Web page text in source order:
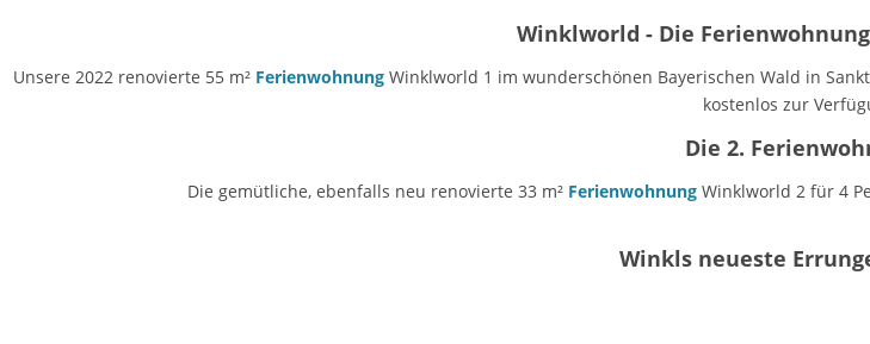
Winklworld - Die
Unsere 2022 renovierte 55 m² Ferienwohnung Winklworld 1 im wunderschönen Bayerischen Wald in
kostenlos zur
Die 2.
Die gemütliche, ebenfalls neu renovierte 33 m² FerienwohnungWinklworld 2 für 4
Winkls neueste